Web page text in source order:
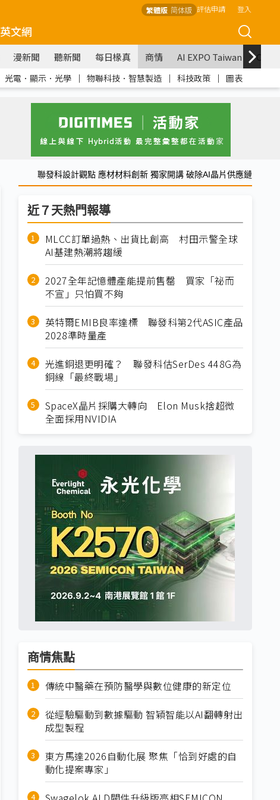
繁體版 简体版 評估申請 登入
英文網
漫新聞 聽新聞 每日椽真 商情 AI EXPO Taiwan
光電．顯示．光學 ｜ 物聯科技．智慧製造 ｜ 科技政策 ｜ 圖表
聯發科設計觀點 應材材料創新 獨家開講 破除AI晶片供應鏈
近７天熱門報導
MLCC訂單過熱、出貨比創高 村田示警全球
AI基建熱潮將趨緩
2027全年記憶體產能提前售罄 買家「祕而
不宣」只怕買不夠
英特爾EMIB良率達標 聯發科第2代ASIC產品
2028準時量產
光進銅退更明確？ 聯發科估SerDes 448G為
銅線「最終戰場」
SpaceX晶片採購大轉向 Elon Musk捨超微
全面採用NVIDIA
商情焦點
傳統中醫藥在預防醫學與數位健康的新定位
從經驗驅動到數據驅動 智穎智能以AI翻轉射出
成型製程
東方馬達2026自動化展 聚焦「恰到好處的自
動化提案專家」